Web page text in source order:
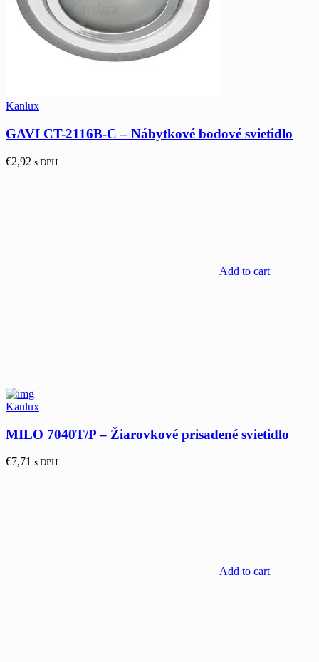
Kanlux
GAVI CT-2116B-C – Nábytkové bodové svietidlo
€2,92 s DPH
Add to cart
Kanlux
MILO 7040T/P – Žiarovkové prisadené svietidlo
€7,71 s DPH
Add to cart